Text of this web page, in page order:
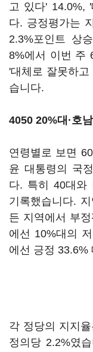
고 있다' 14.0%,
다. 긍정평가는
2.3%포인트 상
8%에서 이번 주
'대체로 잘못하
습니다.
4050 20%대·호
연령별로 보면
윤 대통령의 국
다. 특히 40대와
기록했습니다.
든 지역에서 부
에선 10%대의
에선 긍정 33.6%
각 정당의 지지
정의당 2.2%였